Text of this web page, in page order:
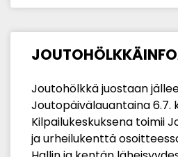
Joutohölkkä juostaan
Joutopäivälauantaina 6.7.
Kilpailukeskuksena toimii
ja urheilukenttä